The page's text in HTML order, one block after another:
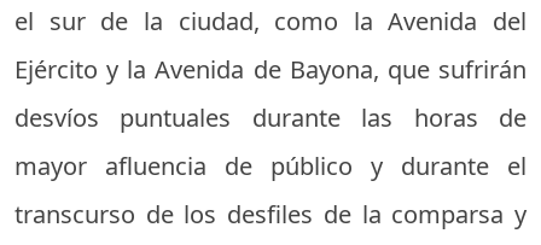
el sur de la ciudad, como la Avenida del
Ejército y la Avenida de Bayona, que sufrirán
desvíos puntuales durante las horas de
mayor afluencia de público y durante el
transcurso de los desfiles de la comparsa y